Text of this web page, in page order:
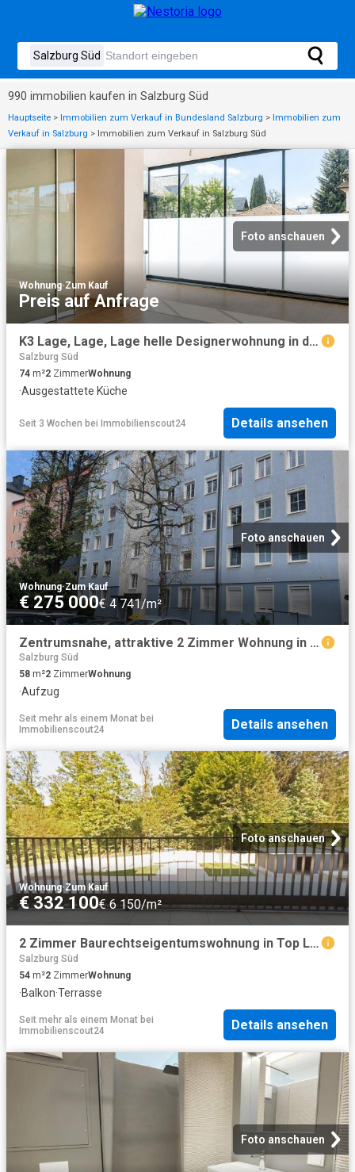
990 immobilien kaufen in Salzburg Süd
Hauptseite > Immobilien zum Verkauf in Bundesland Salzburg > Immobilien zum
Verkauf in Salzburg > Immobilien zum Verkauf in Salzburg Süd
Foto anschauen
Wohnung·Zum Kauf
Preis auf Anfrage
K3 Lage, Lage, Lage helle Designerwohnung in der Josefiau
Salzburg Süd
74 m²2 ZimmerWohnung
·Ausgestattete Küche
Seit 3 Wochen bei Immobilienscout24 Details ansehen
Foto anschauen
Wohnung·Zum Kauf
€ 275 000€ 4 741/m²
Zentrumsnahe, attraktive 2 Zimmer Wohnung in der Herrnau
Salzburg Süd
58 m²2 ZimmerWohnung
·Aufzug
Seit mehr als einem Monat bei
Immobilienscout24
Details ansehen
Foto anschauen
Wohnung·Zum Kauf
€ 332 100€ 6 150/m²
2 Zimmer Baurechtseigentumswohnung in Top Lage Hohe Wohnbauförderung! Mtl. Rückzahlung ab EUR 1028
Salzburg Süd
54 m²2 ZimmerWohnung
·Balkon·Terrasse
Seit mehr als einem Monat bei
Immobilienscout24
Details ansehen
Foto anschauen